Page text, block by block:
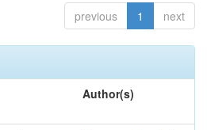
previous 1 next
Author(s)